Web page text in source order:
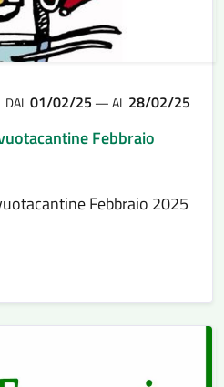
DAL01/02/25 —AL28/02/25
Febbraio
Febbraio 2025